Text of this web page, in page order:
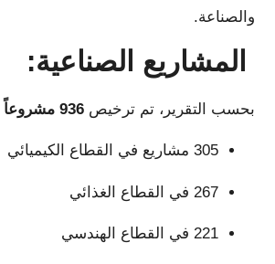
والصناعة.
المشاريع الصناعية:
بحسب التقرير، تم ترخيص 936 مشروعاً صناعياً
305 مشاريع في القطاع الكيميائي
267 في القطاع الغذائي
221 في القطاع الهندسي